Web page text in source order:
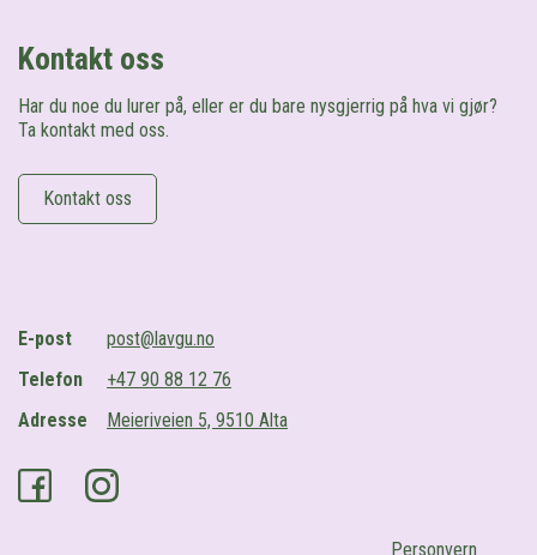
Kontakt oss
Har du noe du lurer på, eller er du bare nysgjerrig på hva vi gjør?
Ta kontakt med oss.
Kontakt oss
E-post
post@lavgu.no
Telefon
+47 90 88 12 76
Adresse
Meieriveien 5, 9510 Alta
FacebookInstagram
Personvern